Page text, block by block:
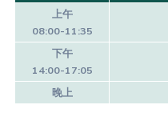
上午
08:00-11:35
下午
14:00-17:05
晚上